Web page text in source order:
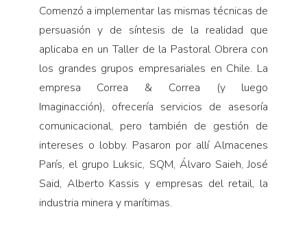
Comenzó a implementar las mismas técnicas de
persuasión y de síntesis de la realidad que
aplicaba en un Taller de la Pastoral Obrera con
los grandes grupos empresariales en Chile. La
empresa Correa & Correa (y luego
Imaginacción), ofrecería servicios de asesoría
comunicacional, pero también de gestión de
intereses o lobby. Pasaron por allí Almacenes
París, el grupo Luksic, SQM, Álvaro Saieh, José
Said, Alberto Kassis y empresas del retail, la
industria minera y marítimas.